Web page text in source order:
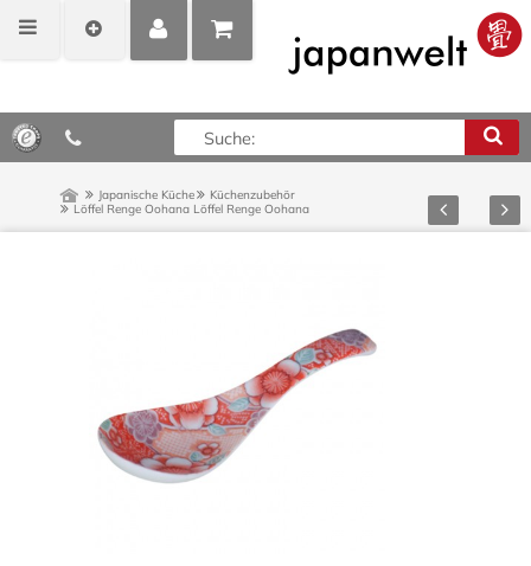
MEIN
POSITIONEN
ANZEIGEN
0,00 €*
Japanische Küche
Küchenzubehör
Löffel Renge Oohana Löffel Renge Oohana Zurück Vor